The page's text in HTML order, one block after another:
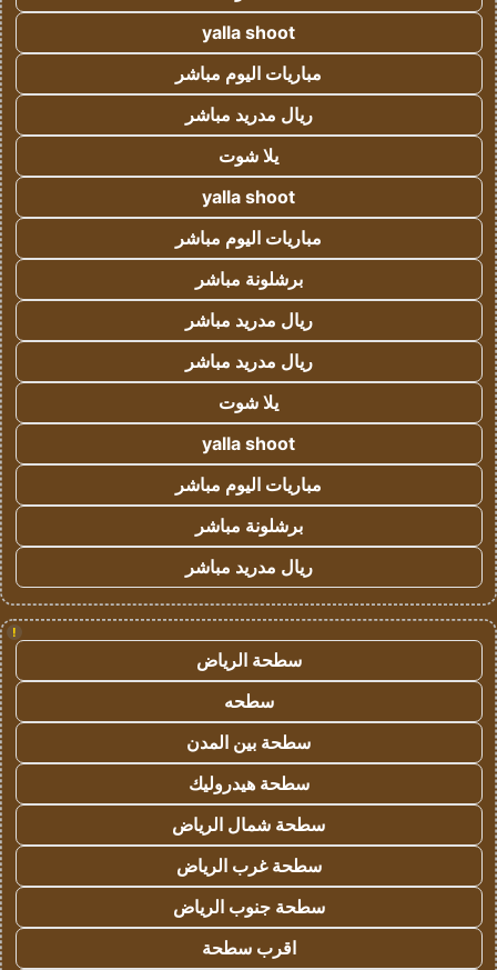
yalla shoot
مباريات اليوم مباشر
ريال مدريد مباشر
يلا شوت
yalla shoot
مباريات اليوم مباشر
برشلونة مباشر
ريال مدريد مباشر
ريال مدريد مباشر
يلا شوت
yalla shoot
مباريات اليوم مباشر
برشلونة مباشر
ريال مدريد مباشر
!
سطحة الرياض
سطحه
سطحة بين المدن
سطحة هيدروليك
سطحة شمال الرياض
سطحة غرب الرياض
سطحة جنوب الرياض
اقرب سطحة